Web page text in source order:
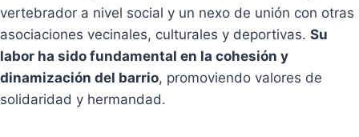
vertebrador a nivel social y un nexo de unión con otras
asociaciones vecinales, culturales y deportivas. Su
labor ha sido fundamental en la cohesión y
dinamización del barrio, promoviendo valores de
solidaridad y hermandad.